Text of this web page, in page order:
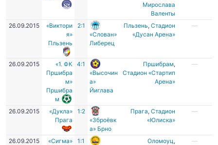
Мирослава
Валенты
26.09.2015
«Виктори
я»
Пльзень
2:1
«Слован»
Либерец
Пльзень,Стадион
«Дусан Арена»
—
26.09.2015
«1. ФК
Пршибра
м»
Пршибра
м
4:1
«Высочин
а»
Йиглава
Пршибрам,
Стадион «Стартип
Арена»
—
26.09.2015
«Дукла»
Прага
1:2
«Зброёвк
а» Брно
Прага,Стадион
«Юлиска»
—
26.09.2015
«Сигма»
1:1
Оломоуц ,
—